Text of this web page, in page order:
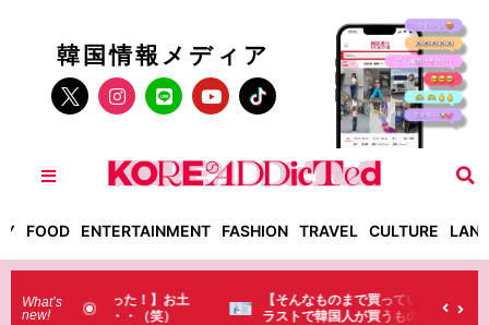
韓国情報メディア
FOOD ENTERTAINMENT FASHION TRAVEL CULTURE
What’s
new!
！】お土
（笑）
【そんなものまで買っていくの？】日本のド
ラストで韓国人が買うものがちょっと…